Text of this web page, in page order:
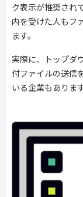
ク表示が推奨され
内を受けた人もフ
ます。
実際に、トップダ
付ファイルの送信
いる企業もあります